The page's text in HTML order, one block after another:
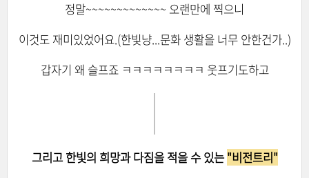
정말~~~~~~~~~~~~~ 오랜만에 찍으니
이것도 재미있었어요.(한빛냥...문화 생활을 너무 안한건가..)
갑자기 왜 슬프죠 ㅋㅋㅋㅋㅋㅋㅋㅋ 웃프기도하고
그리고 한빛의 희망과 다짐을 적을 수 있는"비전트리"